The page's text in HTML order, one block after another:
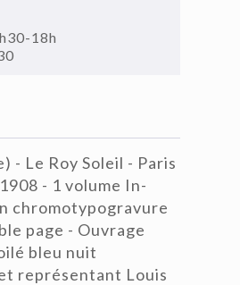
18h
- Le Roy Soleil - Paris
- 1 volume In-
chromotypogravure
page - Ouvrage
bleu nuit
représentant Louis